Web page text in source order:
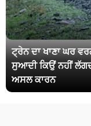
ਟ੍ਰੇਨ ਦਾ ਖਾਣਾ ਘਰ
ਸੁਆਦੀ ਕਿਉਂ ਨਹੀਂ
ਅਸਲ ਕਾਰਨ